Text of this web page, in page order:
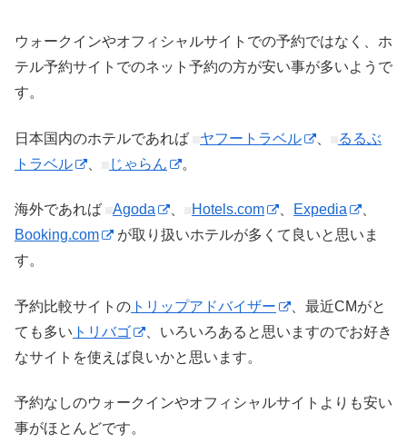
ウォークインやオフィシャルサイトでの予約ではなく、ホ
テル予約サイトでのネット予約の方が安い事が多いようで
す。
日本国内のホテルであれば ヤフートラベル
るるぶ
トラベル
じゃらん 。
海外であれば Agoda Hotels.com Expedia
Booking.com
が取り扱いホテルが多くて良いと思いま
す。
予約比較サイトの トリップアドバイザー
、最近CMがと
ても多い トリバゴ
、いろいろあると思いますのでお好き
なサイトを使えば良いかと思います。
予約なしのウォークインやオフィシャルサイトよりも安い
事がほとんどです。